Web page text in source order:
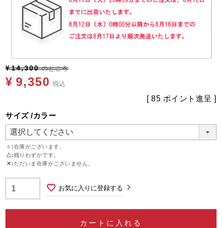
¥ 14,300 のところ
¥ 9,350 税込
[ 85 ポイント進呈 ]
サイズ
カラー
○
在庫がございます。
△ 残りわずかです。
✕
ただいま在庫がございません。
お気に入りに登録する
カートに入れる